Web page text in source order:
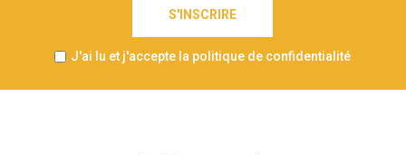
S'INSCRIRE
J'ai lu et j'accepte la politique de confidentialité